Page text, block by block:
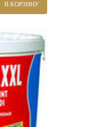
В КОРЗИНУ